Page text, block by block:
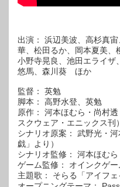
出演： 浜辺美波、高杉真
華、松田るか、岡本夏美、
小野寺晃良、池田エライザ
悠馬、森川葵 ほか
監督： 英勉
脚本： 高野水登、英勉
原作： 河本ほむら・尚村透
スクウェア・エニックス刊）
シナリオ原案： 武野光・
戯」より）
シナリオ監修： 河本ほむら
ゲーム監修： オインクゲー
主題歌： そらる「アイフ